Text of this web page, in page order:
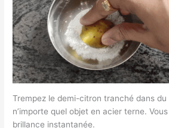
Trempez le demi-citron tranché dans
n’importe quel objet en acier terne.
brillance instantanée.